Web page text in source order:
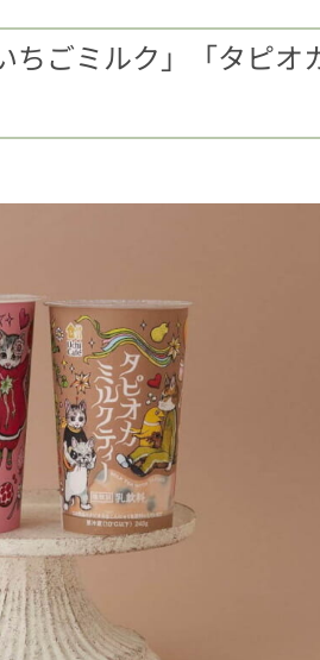
ごミルク」「タピオ